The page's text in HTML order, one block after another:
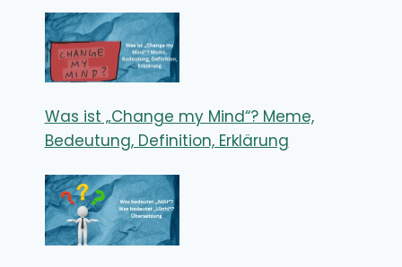
Was ist „Change my Mind“? Meme,
Bedeutung, Definition, Erklärung